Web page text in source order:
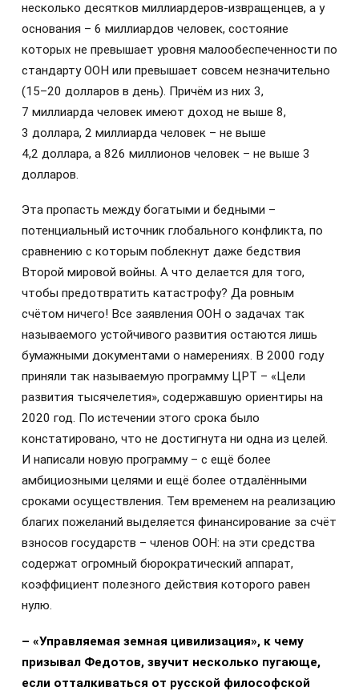
несколько десятков миллиардеров-извращенцев, а у
основания – 6 миллиардов человек, состояние
которых не превышает уровня малообеспеченности по
стандарту ООН или превышает совсем незначительно
(15–20 долларов в день). Причём из них 3,
7 миллиарда человек имеют доход не выше 8,
3 доллара, 2 миллиарда человек – не выше
4,2 доллара, а 826 миллионов человек – не выше 3
долларов.
Эта пропасть между богатыми и бедными –
потенциальный источник глобального конфликта, по
сравнению с которым поблекнут даже бедствия
Второй мировой войны. А что делается для того,
чтобы предотвратить катастрофу? Да ровным
счётом ничего! Все заявления ООН о задачах так
называемого устойчивого развития остаются лишь
бумажными документами о намерениях. В 2000 году
приняли так называемую программу ЦРТ – «Цели
развития тысячелетия», содержавшую ориентиры на
2020 год. По истечении этого срока было
констатировано, что не достигнута ни одна из целей.
И написали новую программу – с ещё более
амбициозными целями и ещё более отдалёнными
сроками осуществления. Тем временем на реализацию
благих пожеланий выделяется финансирование за счёт
взносов государств – членов ООН: на эти средства
содержат огромный бюрократический аппарат,
коэффициент полезного действия которого равен
нулю.
– «Управляемая земная цивилизация», к чему
призывал Федотов, звучит несколько пугающе,
если отталкиваться от русской философской